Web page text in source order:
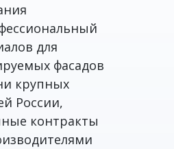
для
фасадов
крупных
России,
контракты